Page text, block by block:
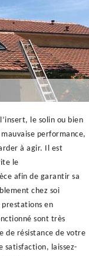
le solin ou bien
performance,
à agir. Il est
le
afin de garantir sa
chez soi
prestations en
sont très
de résistance de votre
satisfaction, laissez-